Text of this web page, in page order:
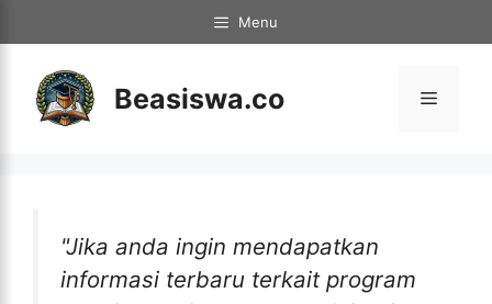
ke
Menu
Beasiswa.co Menu
"Jika anda ingin mendapatkan
informasi terbaru terkait program